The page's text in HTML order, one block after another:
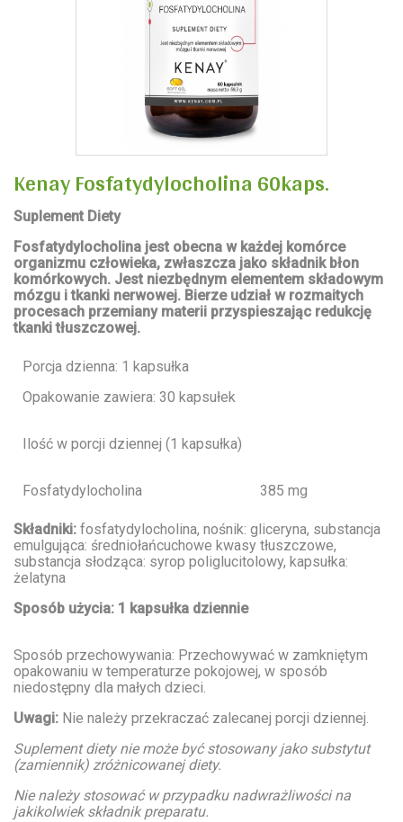
Kenay Fosfatydylocholina 60kaps.
Suplement Diety
Fosfatydylocholina jest obecna w każdej komórce
organizmu człowieka, zwłaszcza jako składnik błon
komórkowych. Jest niezbędnym elementem składowym
mózgu i tkanki nerwowej. Bierze udział w rozmaitych
procesach przemiany materii przyspieszając redukcję
tkanki tłuszczowej.
Porcja dzienna: 1 kapsułka
Opakowanie zawiera: 30 kapsułek
Ilość w porcji dziennej (1 kapsułka)
Fosfatydylocholina 385 mg
Składniki: fosfatydylocholina, nośnik: gliceryna, substancja
emulgująca: średniołańcuchowe kwasy tłuszczowe,
substancja słodząca: syrop poliglucitolowy, kapsułka:
żelatyna
Sposób użycia: 1 kapsułka dziennie
Sposób przechowywania: Przechowywać w zamkniętym
opakowaniu w temperaturze pokojowej, w sposób
niedostępny dla małych dzieci.
Uwagi: Nie należy przekraczać zalecanej porcji dziennej.
Suplement diety nie może być stosowany jako substytut
(zamiennik) zróżnicowanej diety.
Nie należy stosować w przypadku nadwrażliwości na
jakikolwiek składnik preparatu.